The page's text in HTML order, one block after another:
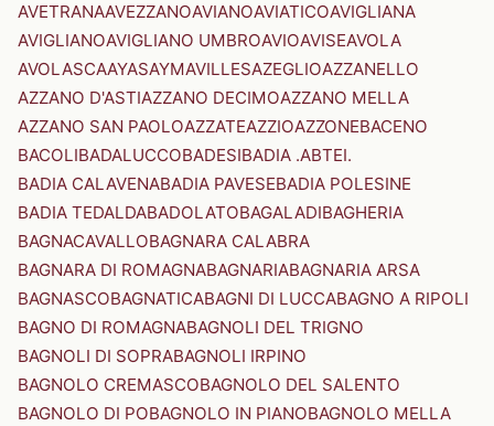
AVETRANAAVEZZANOAVIANOAVIATICOAVIGLIANA
AVIGLIANOAVIGLIANO UMBROAVIOAVISEAVOLA
AVOLASCAAYASAYMAVILLESAZEGLIOAZZANELLO
AZZANO D'ASTIAZZANO DECIMOAZZANO MELLA
AZZANO SAN PAOLOAZZATEAZZIOAZZONEBACENO
BACOLIBADALUCCOBADESIBADIA .ABTEI.
BADIA CALAVENABADIA PAVESEBADIA POLESINE
BADIA TEDALDABADOLATOBAGALADIBAGHERIA
BAGNACAVALLOBAGNARA CALABRA
BAGNARA DI ROMAGNABAGNARIABAGNARIA ARSA
BAGNASCOBAGNATICABAGNI DI LUCCABAGNO A RIPOLI
BAGNO DI ROMAGNABAGNOLI DEL TRIGNO
BAGNOLI DI SOPRABAGNOLI IRPINO
BAGNOLO CREMASCOBAGNOLO DEL SALENTO
BAGNOLO DI POBAGNOLO IN PIANOBAGNOLO MELLA